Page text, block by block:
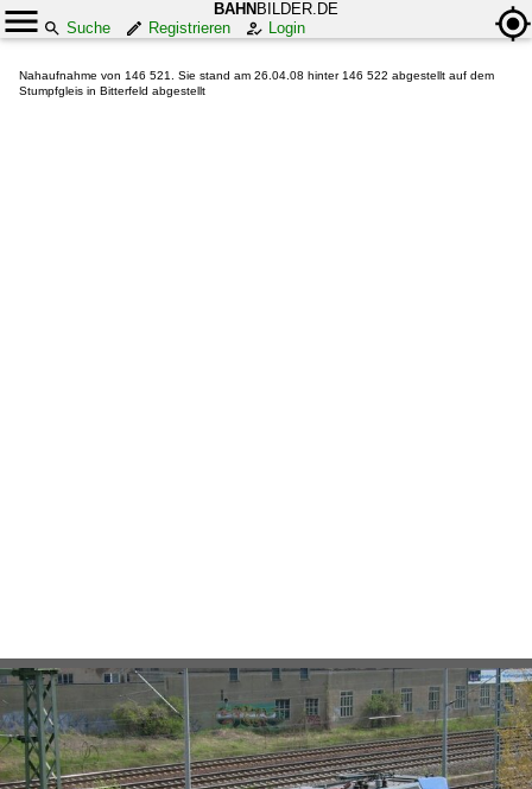
BAHN BILDER.DE
Suche
Registrieren Login
Nahaufnahme von 146 521. Sie stand am 26.04.08 hinter 146 522 abgestellt auf dem
Stumpfgleis in Bitterfeld abgestellt